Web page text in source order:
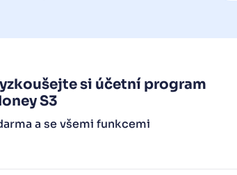
si účetní program
S3
a se všemi funkcemi